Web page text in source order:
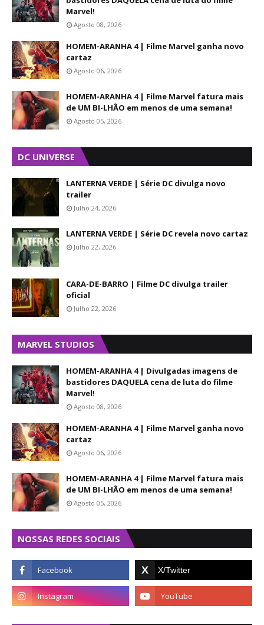
Marvel!
Agosto 08, 2026
HOMEM-ARANHA 4 | Filme Marvel ganha novo
cartaz
Agosto 06, 2026
HOMEM-ARANHA 4 | Filme Marvel fatura mais
de UM BI-LHÃO em menos de uma semana!
Agosto 05, 2026
DC UNIVERSE
LANTERNA VERDE | Série DC divulga novo
trailer
Julho 24, 2026
LANTERNA VERDE | Série DC revela novo cartaz
Julho 22, 2026
CARA-DE-BARRO | Filme DC divulga trailer
oficial
Julho 22, 2026
MARVEL STUDIOS
HOMEM-ARANHA 4 | Divulgadas imagens de
bastidores DAQUELA cena de luta do filme
Marvel!
Agosto 08, 2026
HOMEM-ARANHA 4 | Filme Marvel ganha novo
cartaz
Agosto 06, 2026
HOMEM-ARANHA 4 | Filme Marvel fatura mais
de UM BI-LHÃO em menos de uma semana!
Agosto 05, 2026
NOSSAS REDES SOCIAIS